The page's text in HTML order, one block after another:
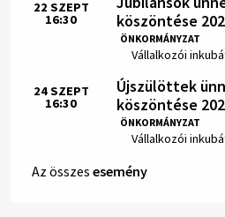
köszöntése
ÖNKORMÁNYZAT
Hely:
Vállalkozói
Idő:
22 SZEPT
16:30
Újszülöttek
köszöntése
ÖNKORMÁNYZAT
Hely:
Vállalkozói
Idő:
24SZEPT
16:30
Az összes esemény